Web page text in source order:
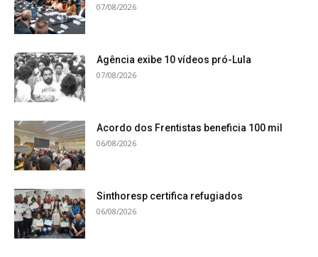
07/08/2026
Agência exibe 10 vídeos pró-Lula
07/08/2026
Acordo dos Frentistas beneficia 100 mil
06/08/2026
Sinthoresp certifica refugiados
06/08/2026